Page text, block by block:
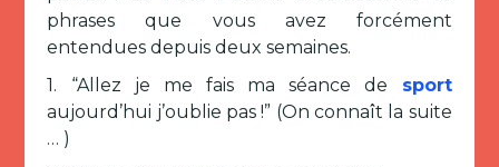
phrases que vous avez forcément
entendues depuis deux semaines.
1. “Allez je me fais ma séance de sport
aujourd’hui j’oublie pas !” (On connaît la suite
… )